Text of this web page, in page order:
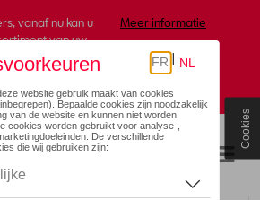
vanaf nu kan u
van uw
in de online
steeds besteld
Meer informatie
Toggle navigation
Cookies